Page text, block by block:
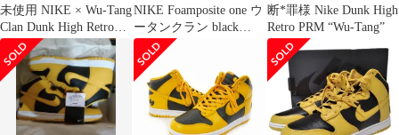
未使用 NIKE × Wu-Tang
Clan Dunk High Retro
PRM ダンク ハイ レト
ロ プレミアム ナイキ ×
ウータンクラン
HJ4320-001 イエロー
27.5cm （15241M）
NIKE Foamposite one ウ
ータンクラン black
yellow
断*罪様 Nike Dunk High
Retro PRM “Wu-Tang”